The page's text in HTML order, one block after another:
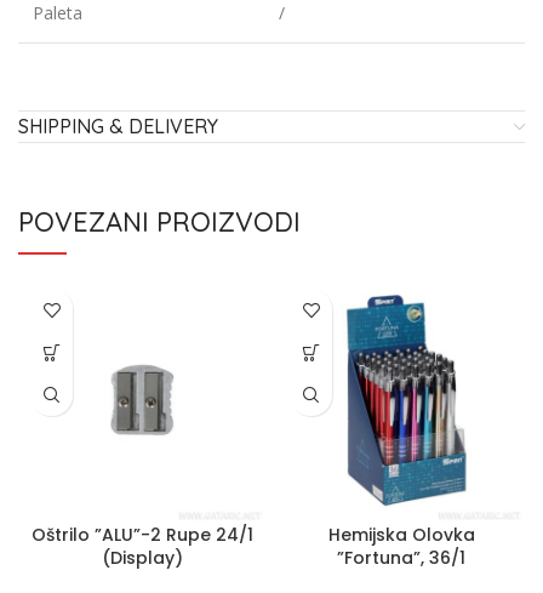
Paleta /
SHIPPING & DELIVERY
POVEZANI PROIZVODI
Oštrilo ”ALU”-2 Rupe 24/1
(Display)
Hemijska Olovka
”Fortuna”, 36/1